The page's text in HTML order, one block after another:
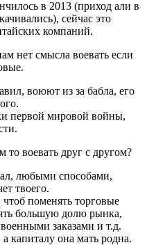
в 2013 (приход али в
сейчас это
компаний.
нет смысла воевать если
воюют из за бабла, его
первой мировой войны,
то воевать друг с другом?
любыми способами,
твоего.
поменять торговые
большую долю рынка,
заказами и т.д.
капиталу она мать родна.